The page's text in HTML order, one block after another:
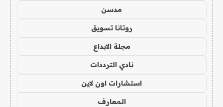
مدسن
روتانا تسويق
مجلة الابداع
نادي الترددات
استشارات اون لاين
المعارف